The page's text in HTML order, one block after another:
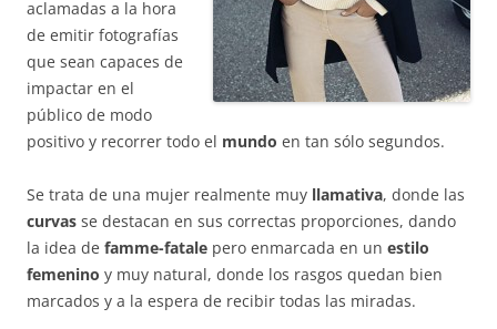
aclamadas a la hora
de emitir fotografías
que sean capaces de
impactar en el
público de modo
positivo y recorrer todo el mundo en tan sólo segundos.
Se trata de una mujer realmente muy llamativa, donde las
curvas se destacan en sus correctas proporciones, dando
la idea de famme-fatale pero enmarcada en un estilo
femenino y muy natural, donde los rasgos quedan bien
marcados y a la espera de recibir todas las miradas.